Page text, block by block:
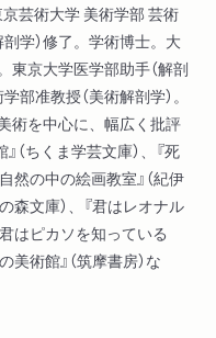
芸術大学 美術学部 芸術
学）修了。学術博士。大
京大学医学部助手（解剖
准教授（美術解剖学）。
術を中心に、幅広く批評
（ちくま学芸文庫）、『死
然の中の絵画教室』（紀伊
森文庫）、『君はレオナル
はピカソを知っている
美術館』（筑摩書房）な